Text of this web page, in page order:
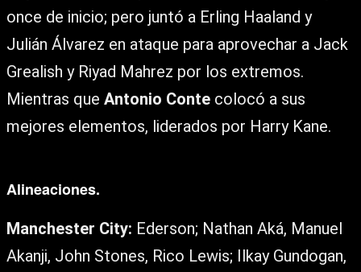
once de inicio; pero juntó a Erling Haaland y
Julián Álvarez en ataque para aprovechar a Jack
Grealish y Riyad Mahrez por los extremos.
Mientras que Antonio Conte colocó a sus
mejores elementos, liderados por Harry Kane.
Alineaciones.
Manchester City: Ederson; Nathan Aká, Manuel
Akanji, John Stones, Rico Lewis; Ilkay Gundogan,